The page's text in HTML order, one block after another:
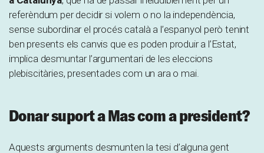
referèndum per decidir si volem o no la independència,
sense subordinar el procés català a l’espanyol però tenint
ben presents els canvis que es poden produir a l’Estat,
implica desmuntar l’argumentari de les eleccions
plebiscitàries, presentades com un ara o mai.
Donar suport a Mas com a president?
Aquests arguments desmunten la tesi d’alguna gent